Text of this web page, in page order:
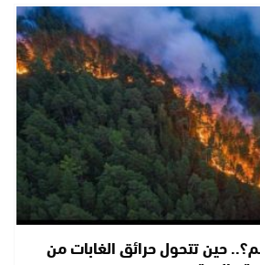
حين تتحول حرائق الغابات من